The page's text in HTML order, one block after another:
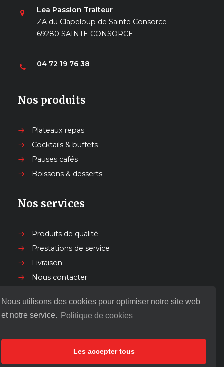
Nous utilisons des cookies pour optimiser notre site web
et notre service.
Politique de cookies
Les accepter tous
Lea Passion Traiteur
ZA du Clapeloup de Sainte Consorce
69280 SAINTE CONSORCE
04 72 19 76 38
Nos produits
Plateaux repas
Cocktails & buffets
Pauses cafés
Boissons & desserts
Nos services
Produits de qualité
Prestations de service
Livraison
Nous contacter
Nos autres services